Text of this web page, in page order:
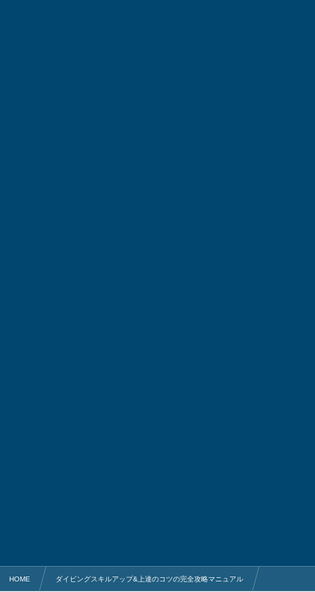
HOME ダイビングスキルアップ&上達のコツの完全攻略マニュアル